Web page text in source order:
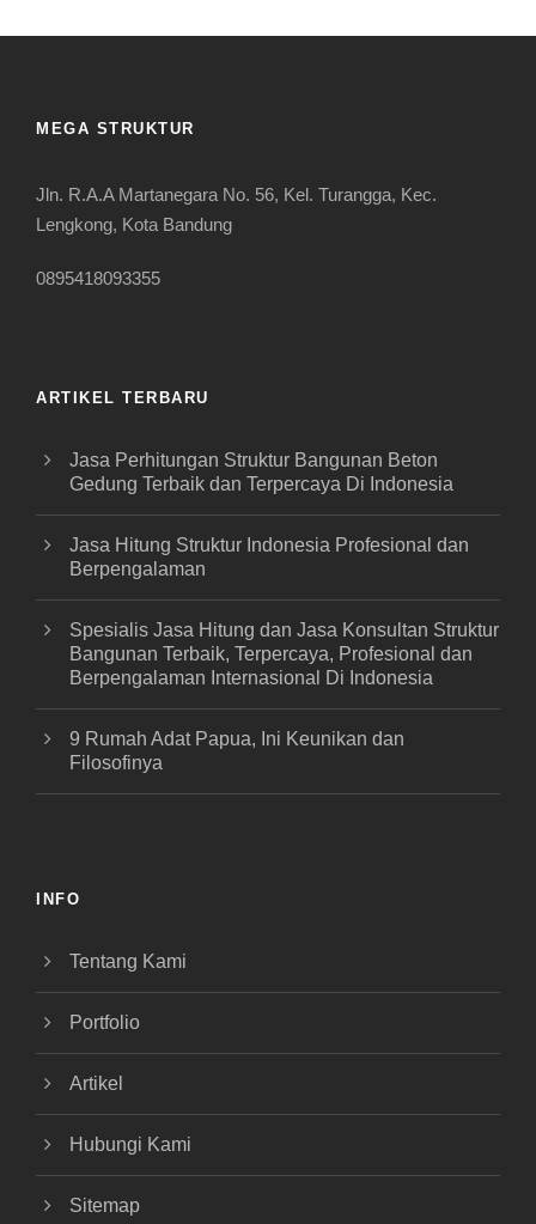
MEGA STRUKTUR
Jln. R.A.A Martanegara No. 56, Kel. Turangga, Kec.
Lengkong, Kota Bandung
0895418093355
ARTIKEL TERBARU
Jasa Perhitungan Struktur Bangunan Beton
Gedung Terbaik dan Terpercaya Di Indonesia
Jasa Hitung Struktur Indonesia Profesional dan
Berpengalaman
Spesialis Jasa Hitung dan Jasa Konsultan Struktur
Bangunan Terbaik, Terpercaya, Profesional dan
Berpengalaman Internasional Di Indonesia
9 Rumah Adat Papua, Ini Keunikan dan
Filosofinya
INFO
Tentang Kami
Portfolio
Artikel
Hubungi Kami
Sitemap